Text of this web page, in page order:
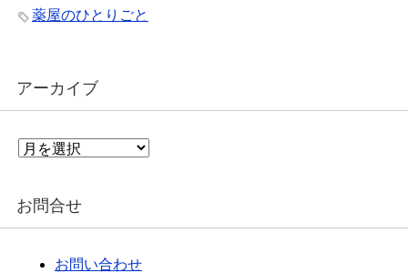
薬屋のひとりごと
アーカイブ
ア
イ
お問合せ
お問い合わせ